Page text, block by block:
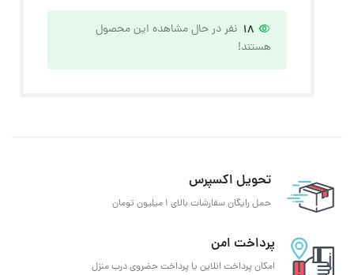
18 نفر در حال مشاهده این محصول
هستند!
تحویل اکسپرس
حمل رایگان سفارشات بالای 1 میلیون تومان
پرداخت امن
امکان پرداخت انلاین یا پرداخت حضروی درب منزل